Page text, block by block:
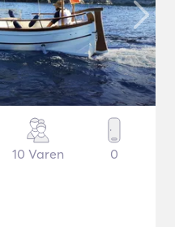
10 Varen 0